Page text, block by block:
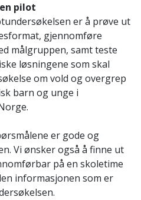
pilot
er å prøve ut
gjennomføre
målgruppen, samt teste
løsningene som skal
om vold og overgrep
barn og unge i
er gode og
Vi ønsker også å finne ut
på en skoletime
informasjonen som er